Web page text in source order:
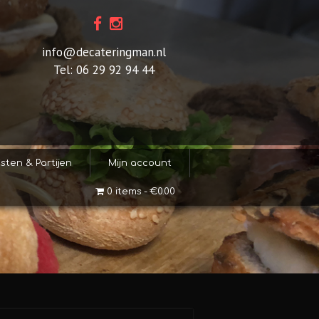
info@decateringman.nl
Tel: 06 29 92 94 44
& Partijen Mijn account
0 items €0.00